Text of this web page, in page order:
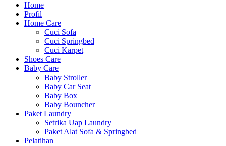
Home
Profil
Home Care
Cuci Sofa
Cuci Springbed
Cuci Karpet
Shoes Care
Baby Care
Baby Stroller
Baby Car Seat
Baby Box
Baby Bouncher
Paket Laundry
Setrika Uap Laundry
Paket Alat Sofa & Springbed
Pelatihan